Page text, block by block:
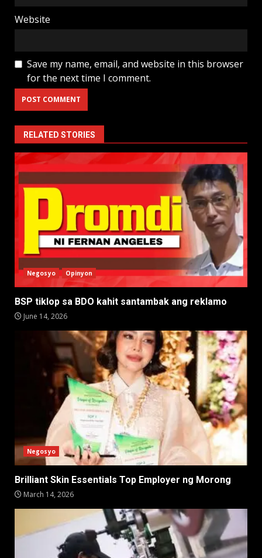
Website
Save my name, email, and website in this browser
for the next time I comment.
RELATED STORIES
Negosyo Opinyon
BSP tiklop sa BDO kahit santambak ang reklamo
June 14, 2026
Negosyo
Brilliant Skin Essentials Top Employer ng Morong
March 14, 2026